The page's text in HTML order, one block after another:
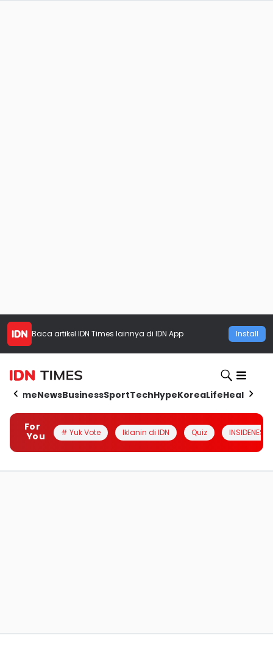
Baca artikel IDN Times lainnya di IDN App Install
HomeNewsBusinessSportTechHypeKoreaLifeHealth
For
You
# Yuk Vote Iklanin di IDN Quiz INSIDENESIA